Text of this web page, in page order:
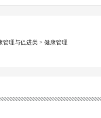
管理与促进类 > 健康管理